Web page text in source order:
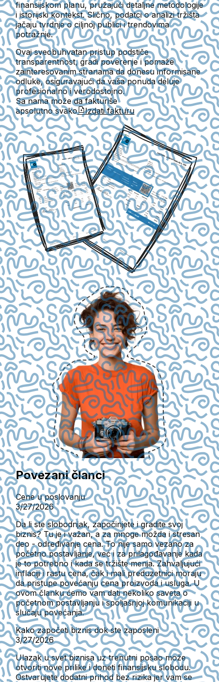
finansijskom planu, pružajući detaljne metodologije
i istorijski kontekst. Slično,podatci o analizi tržišta
jačaju tvrdnje o ciljnoj publici i trendovima
potražnje.
Ovaj sveobuhvatan pristup podstiče
transparentnost, gradi poverenje i pomaže
zainteresovanim stranama da donesu informisane
odluke, osiguravajući da vaša ponuda deluje
profesionalno i verodostojno.
Sa nama može da fakturiše
apsolutno svako
Izdati fakturu
Povezani članci
Cene u poslovanju
3/27/2026
Da li ste slobodnjak, započinjete i gradite svoj
biznis? Tu je i važan, a za mnoge možda i stresan
deo - određivanje cena. To nije samo vezano za
početno postavljanje, već i za prilagođavanje kada
je to potrebno i kada se tržište menja. Zahvaljujući
inflaciji i rastu cena, čak i mali preduzetnici moraju
da pristupe povećanju cena proizvoda i usluga. U
ovom članku ćemo vam dati nekoliko saveta o
početnom postavljanju i spoljašnjoj komunikaciji u
slučaju povećanja.
Kako započeti biznis dok ste zaposleni
3/27/2026
Ulazak u svet biznisa uz trenutni posao može
otvoriti nove prilike i doneti finansijsku slobodu.
Ostvarujete dodatni prihod bez rizika jer vam se